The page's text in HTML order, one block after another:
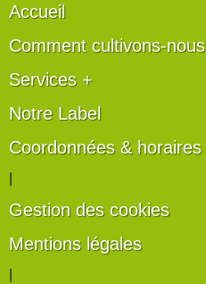
Accueil
Comment cultivons-nous
Services +
Notre Label
Coordonnées & horaires
Gestion des cookies
Mentions légales